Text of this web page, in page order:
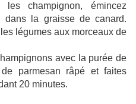
champignon, émincez
la graisse de canard.
légumes aux morceaux de
avec la purée de
parmesan râpé et faites
20 minutes.